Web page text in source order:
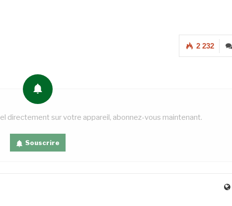
2 232
directement sur votre appareil, abonnez-vous maintenant.
Souscrire